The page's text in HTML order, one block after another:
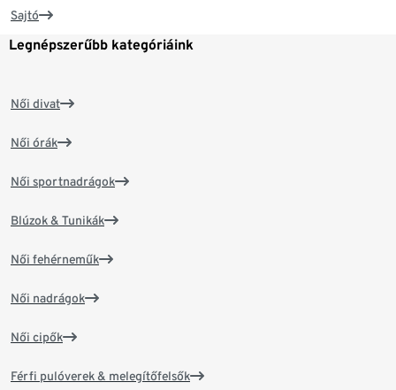
Sajtó
Legnépszerűbb kategóriáink
Női divat
Női órák
Női sportnadrágok
Blúzok & Tunikák
Női fehérneműk
Női nadrágok
Női cipők
Férfi pulóverek & melegítőfelsők